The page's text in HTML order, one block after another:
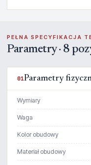
PEŁNA SPECYFIKACJA
Parametry · 8
01Parametry
Wymiary
Waga
Kolor obudowy
Materiał obudowy